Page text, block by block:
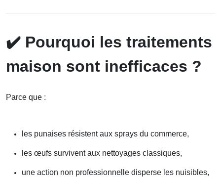
✔️ Pourquoi les traitements
maison sont inefficaces ?
Parce que :
les punaises résistent aux sprays du commerce,
les œufs survivent aux nettoyages classiques,
une action non professionnelle disperse les nuisibles,